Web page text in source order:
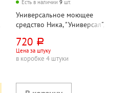
Есть в наличии 9 шт.
Универсальное моющее
средство Ника, "Универсал",
без хлора
720 руб.
Цена за штуку
в коробке 4 штуки